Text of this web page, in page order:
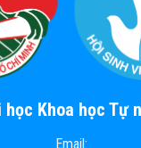
Khoa học Tự
Email: